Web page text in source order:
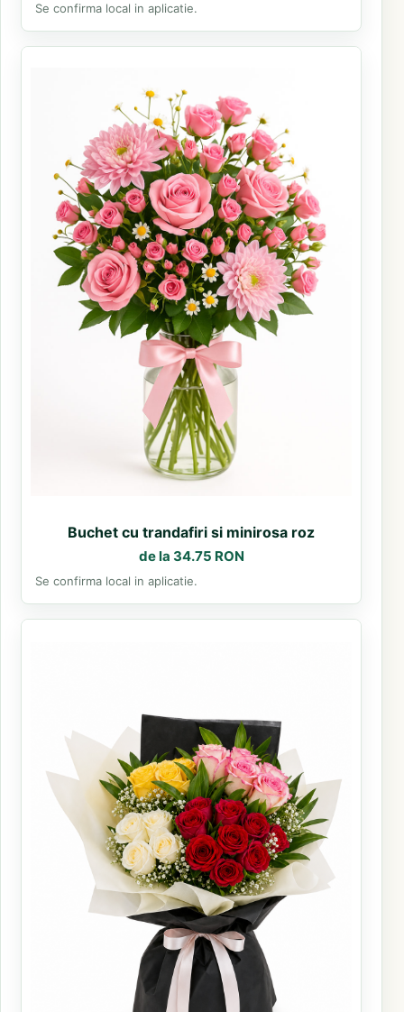
Se confirma local in aplicatie.
Buchet cu trandafiri si minirosa roz
de la 34.75 RON
Se confirma local in aplicatie.